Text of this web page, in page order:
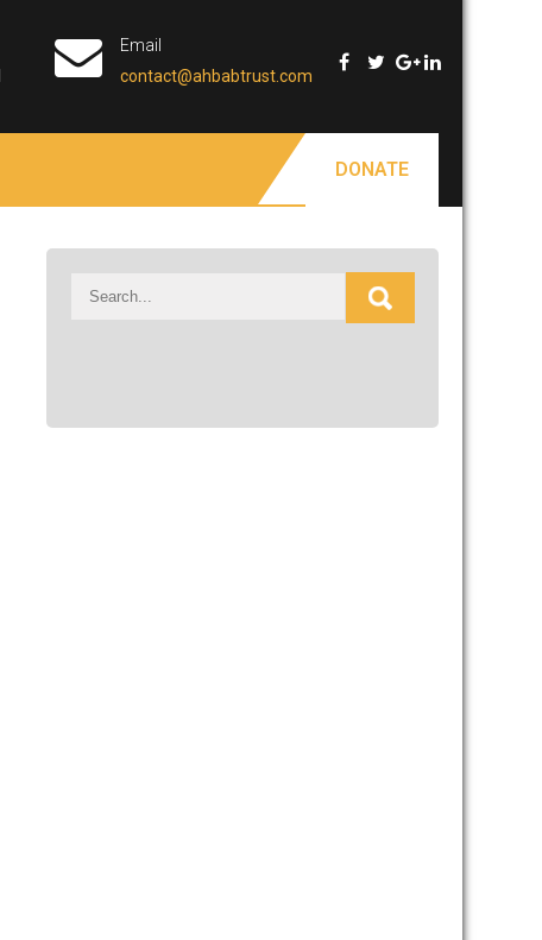
Email
contact@ahbabtrust.com
DONATE